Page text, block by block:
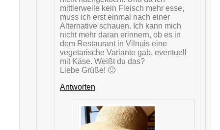
mittlerweile kein Fleisch mehr esse,
muss ich erst einmal nach einer
Alternative schauen. Ich kann mich
nicht mehr daran erinnern, ob es in
dem Restaurant in Vilnuis eine
vegetarische Variante gab, eventuell
mit Käse. Weißt du das?
Liebe Grüße! 🙂
Antworten